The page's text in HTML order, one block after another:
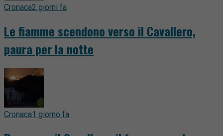
Cronaca2 giorni fa
Le fiamme scendono verso il Cavallero,
paura per la notte
Cronaca1 giorno fa